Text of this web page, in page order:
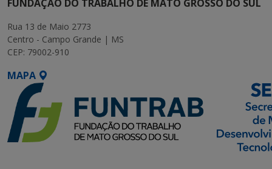
FUNDAÇÃO DO TRABALHO DE MATO GROSSO DO SUL
Rua 13 de Maio 2773
Centro - Campo Grande | MS
CEP: 79002-910
MAPA